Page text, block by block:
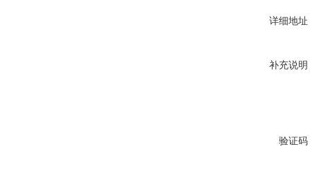
详细地址
补充说明
验证码